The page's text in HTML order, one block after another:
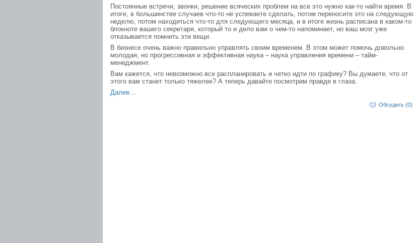
Постоянные встречи, звонки, решение всяческих проблем на все это нужно как-то найти время. В
итоге, в большинстве случаев что-то не успеваете сделать, потом переносите это на следующую
неделю, потом находиться что-то для следующего месяца, и в итоге жизнь расписана в каком-то
блокноте вашего секретаря, который то и дело вам о чем-то напоминает, но ваш мозг уже
отказывается помнить эти вещи.
В бизнесе очень важно правильно управлять своим временем. В этом может помочь довольно
молодая, но прогрессивная и эффективная наука – наука управления времени – тайм-
менеджмент.
Вам кажется, что невозможно все распланировать и четко идти по графику? Вы думаете, что от
этого вам станет только тяжелее? А теперь давайте посмотрим правде в глаза.
Далее...
Обсудить (0)